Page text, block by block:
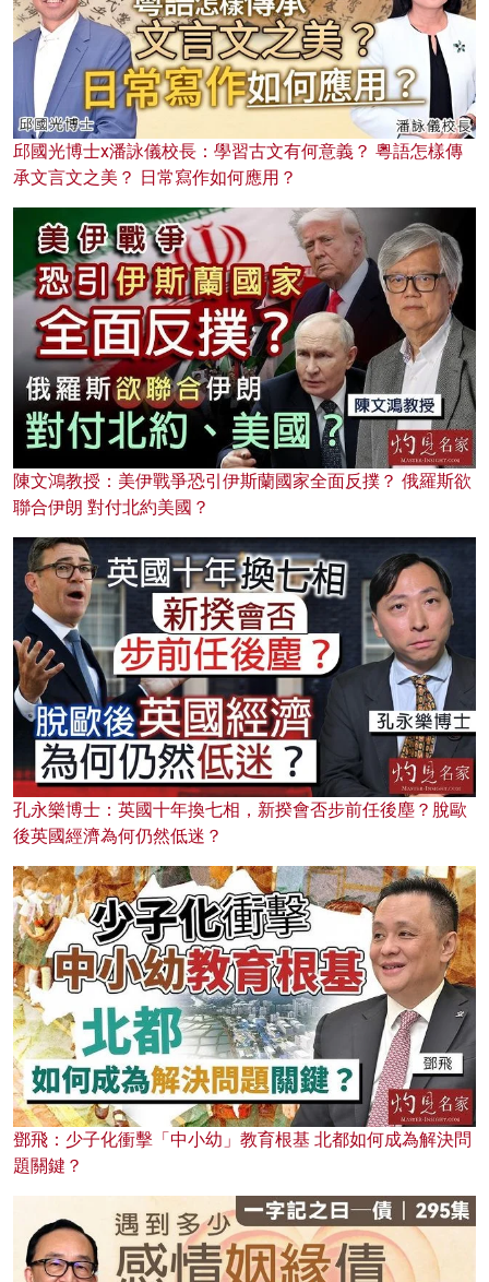
邱國光博士x潘詠儀校長：學習古文有何意義？ 粵語怎樣傳
承文言文之美？ 日常寫作如何應用？
陳文鴻教授：美伊戰爭恐引伊斯蘭國家全面反撲？ 俄羅斯欲
聯合伊朗 對付北約美國？
孔永樂博士：英國十年換七相，新揆會否步前任後塵？脫歐
後英國經濟為何仍然低迷？
鄧飛：少子化衝擊「中小幼」教育根基 北都如何成為解決問
題關鍵？